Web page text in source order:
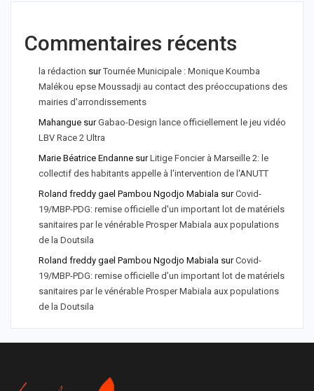
Commentaires récents
la rédaction surTournée Municipale : Monique Koumba
Malékou epse Moussadji au contact des préoccupations des
mairies d'arrondissements
Mahangue surGabao-Design lance officiellement le jeu vidéo
LBV Race 2 Ultra
Marie Béatrice Endanne surLitige Foncier à Marseille 2: le
collectif des habitants appelle à l'intervention de l'ANUTT
Roland freddy gael Pambou Ngodjo Mabiala surCovid-
19/MBP-PDG: remise officielle d'un important lot de matériels
sanitaires par le vénérable Prosper Mabiala aux populations
de la Doutsila
Roland freddy gael Pambou Ngodjo Mabiala surCovid-
19/MBP-PDG: remise officielle d’un important lot de matériels
sanitaires par le vénérable Prosper Mabiala aux populations
de la Doutsila